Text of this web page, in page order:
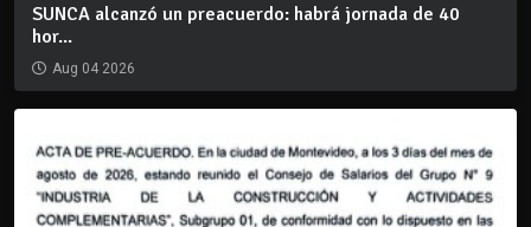
SUNCA alcanzó un preacuerdo: habrá jornada de 40
hor...
Aug 04 2026